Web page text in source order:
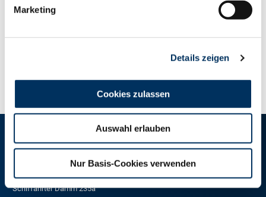
Marketing
Details zeigen
Cookies zulassen
Auswahl erlauben
Nur Basis-Cookies verwenden
RINDER-UNION WEST eG
RUW-Zentrale Münster
Schiffahrter Damm 235a